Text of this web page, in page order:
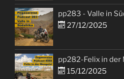
pp283 - Valle in
27/12/2025
pp282-Felix in der
15/12/2025